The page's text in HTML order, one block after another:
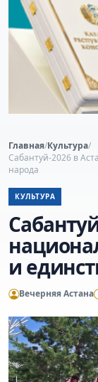
Главная/Культура/
Сабантуй-2026 в
народа
КУЛЬТУРА
и
Вечерняя Астана